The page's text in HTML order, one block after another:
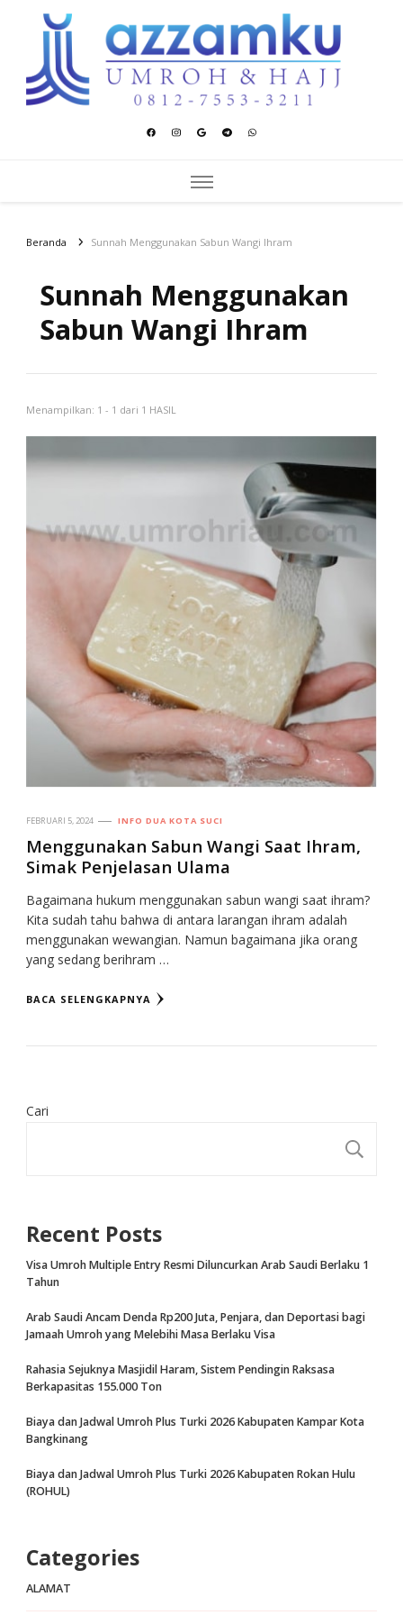
Azzamku Umroh dan Hajj
Beranda Sunnah Menggunakan Sabun Wangi Ihram
Sunnah Menggunakan
Sabun Wangi Ihram
Menampilkan: 1 - 1 dari 1 HASIL
FEBRUARI 5, 2024 INFO DUA KOTA SUCI
Menggunakan Sabun Wangi Saat Ihram,
Simak Penjelasan Ulama
Bagaimana hukum menggunakan sabun wangi saat ihram?
Kita sudah tahu bahwa di antara larangan ihram adalah
menggunakan wewangian. Namun bagaimana jika orang
yang sedang berihram …
BACA SELENGKAPNYA
Cari
Recent Posts
Visa Umroh Multiple Entry Resmi Diluncurkan Arab Saudi Berlaku 1
Tahun
Arab Saudi Ancam Denda Rp200 Juta, Penjara, dan Deportasi bagi
Jamaah Umroh yang Melebihi Masa Berlaku Visa
Rahasia Sejuknya Masjidil Haram, Sistem Pendingin Raksasa
Berkapasitas 155.000 Ton
Biaya dan Jadwal Umroh Plus Turki 2026 Kabupaten Kampar Kota
Bangkinang
Biaya dan Jadwal Umroh Plus Turki 2026 Kabupaten Rokan Hulu
(ROHUL)
Categories
ALAMAT